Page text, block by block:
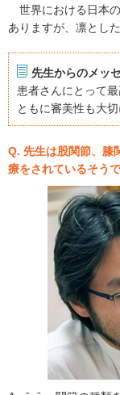
世界における日本
ありますが、凛とし
先生からのメッ
患者さんにとって
ともに審美性も大切
Q. 先生は股関節、膝
療をされているそうで